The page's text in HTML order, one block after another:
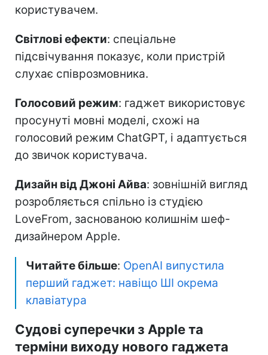
користувачем.
Світлові ефекти: спеціальне
підсвічування показує, коли пристрій
слухає співрозмовника.
Голосовий режим: гаджет використовує
просунуті мовні моделі, схожі на
голосовий режим ChatGPT, і адаптується
до звичок користувача.
Дизайн від Джоні Айва: зовнішній вигляд
розробляється спільно із студією
LoveFrom, заснованою колишнім шеф-
дизайнером Apple.
Читайте більше: OpenAI випустила
перший гаджет: навіщо ШІ окрема
клавіатура
Судові суперечки з Apple та
терміни виходу нового гаджета